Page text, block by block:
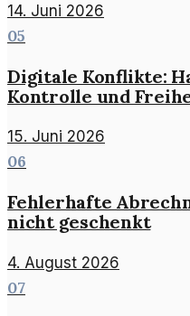
14. Juni 2026
05
Digitale Konflikte:
Kontrolle und
15. Juni 2026
06
Fehlerhafte
nicht geschenkt
4. August 2026
07